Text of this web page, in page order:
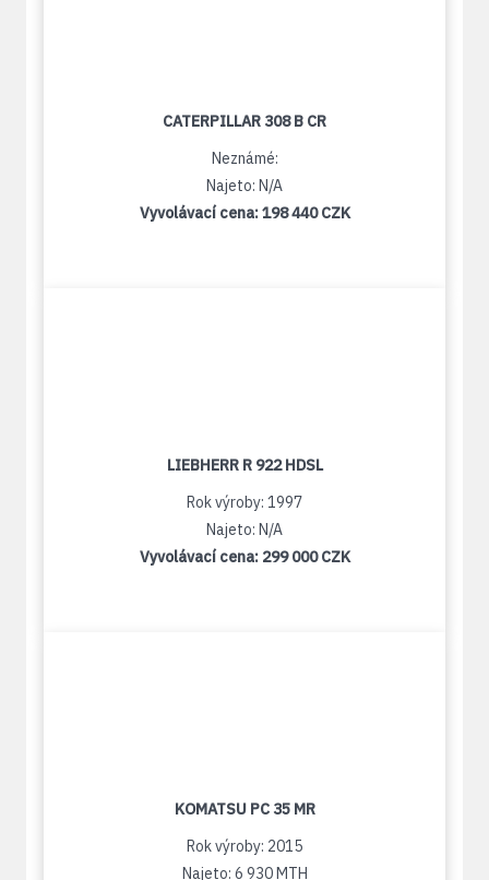
CATERPILLAR 308 B CR
Neznámé:
Najeto: N/A
Vyvolávací cena:198 440 CZK
LIEBHERR R 922 HDSL
Rok výroby: 1997
Najeto: N/A
Vyvolávací cena: 299 000 CZK
KOMATSU PC 35 MR
Rok výroby: 2015
Najeto: 6 930 MTH